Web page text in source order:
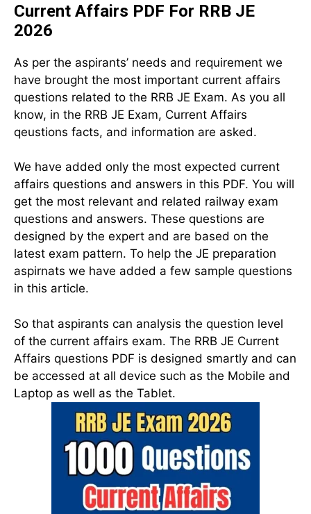
Current Affairs PDF For RRB JE
2026
As per the aspirants’ needs and requirement we
have brought the most important current affairs
questions related to the RRB JE Exam. As you all
know, in the RRB JE Exam, Current Affairs
qeustions facts, and information are asked.
We have added only the most expected current
affairs questions and answers in this PDF. You will
get the most relevant and related railway exam
questions and answers. These questions are
designed by the expert and are based on the
latest exam pattern. To help the JE preparation
aspirnats we have added a few sample questions
in this article.
So that aspirants can analysis the question level
of the current affairs exam. The RRB JE Current
Affairs questions PDF is designed smartly and can
be accessed at all device such as the Mobile and
Laptop as well as the Tablet.